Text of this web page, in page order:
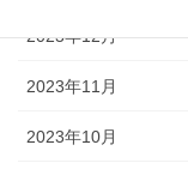
2023年12月
2023年11月
2023年10月